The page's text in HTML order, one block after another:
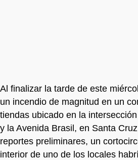
Al finalizar la tarde de este
un incendio de magnitud en un
tiendas ubicado en la
y la Avenida Brasil, en Santa
reportes preliminares, un
interior de uno de los locales